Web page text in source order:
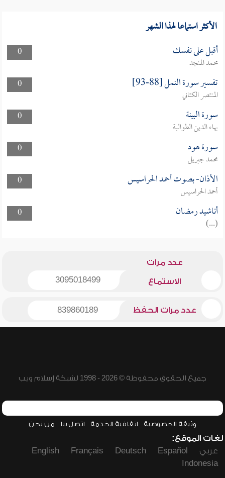
الأكثر استماعا لهذا الشهر
0 أقبل على نفسك
محمد المنجد
0
تفسير سورة النمل [88-93]
المنتصر الكتاني
0
سورة البينة
بهاء الدين الطوالبة
0
سورة هود
محمد جبريل
0
الأذان- بصوت أحمد الحراسيس
أحمد الحراسيس
0
أناشيد رمضان
(...)
عدد مرات
الاستماع 3095018499
عدد مرات الحفظ 839860189
جميع الحقوق محفوظة © 2026 - 1998 لشبكة إسلام ويب
وثيقة الخصوصية اتفاقية الخدمة اتصل بنا من نحن
لغات الموقع:
عربي
Español
Deutsch
Français
English
Indonesia